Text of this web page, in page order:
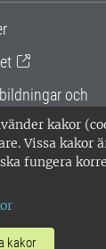
kakor
Vissa kakor
fungera
kakor
och